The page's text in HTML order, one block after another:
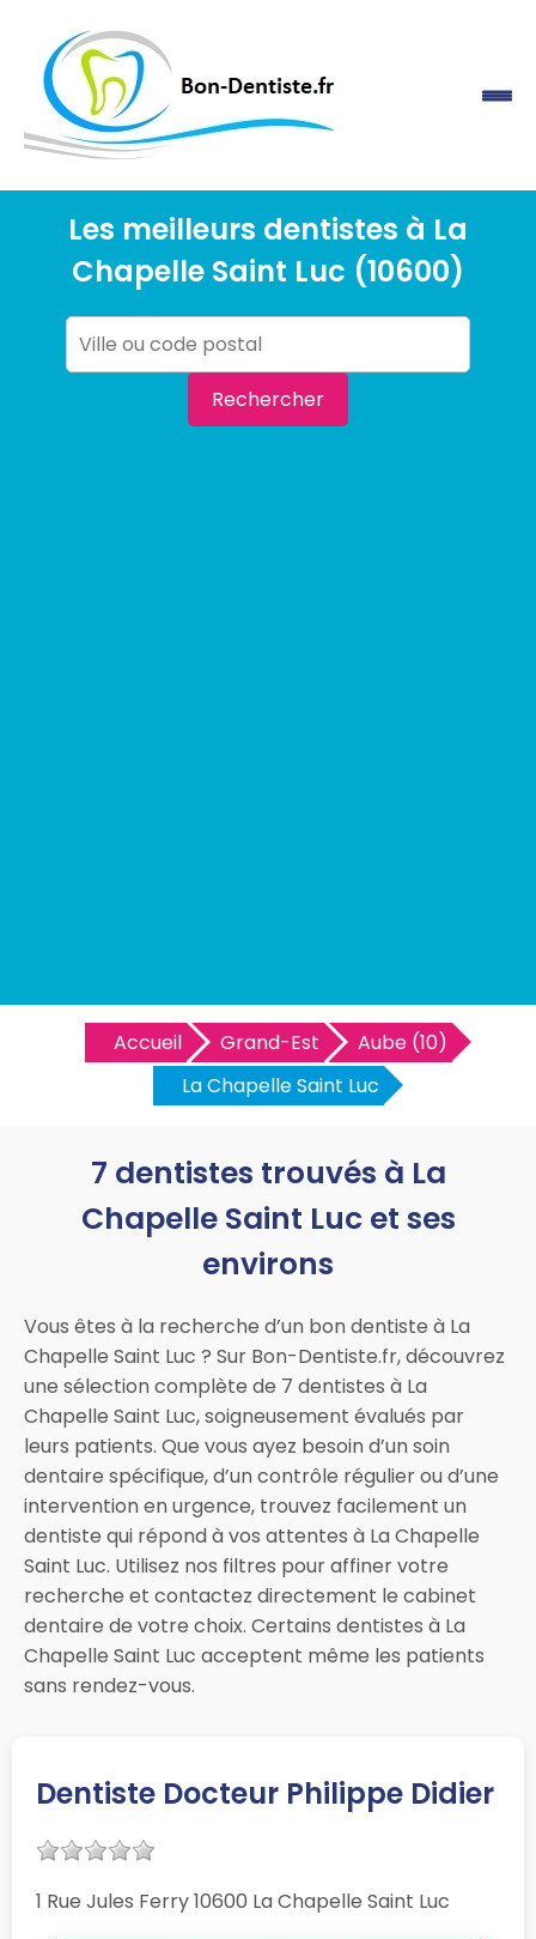
Les meilleurs dentistes à La
Chapelle Saint Luc (10600)
Rechercher
Accueil Grand-Est
Aube (10)
La Chapelle Saint Luc
7 dentistes trouvés à La
Chapelle Saint Luc et ses
environs
Vous êtes à la recherche d’un bon dentiste à La
Chapelle Saint Luc ? Sur Bon-Dentiste.fr, découvrez
une sélection complète de 7 dentistes à La
Chapelle Saint Luc, soigneusement évalués par
leurs patients. Que vous ayez besoin d’un soin
dentaire spécifique, d’un contrôle régulier ou d’une
intervention en urgence, trouvez facilement un
dentiste qui répond à vos attentes à La Chapelle
Saint Luc. Utilisez nos filtres pour affiner votre
recherche et contactez directement le cabinet
dentaire de votre choix. Certains dentistes à La
Chapelle Saint Luc acceptent même les patients
sans rendez-vous.
Dentiste Docteur Philippe Didier
1 Rue Jules Ferry 10600 La Chapelle Saint Luc